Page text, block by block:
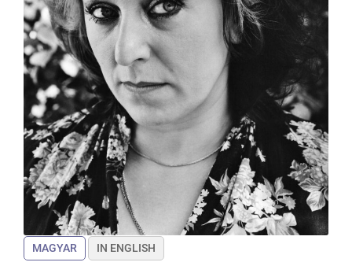
MAGYAR IN ENGLISH